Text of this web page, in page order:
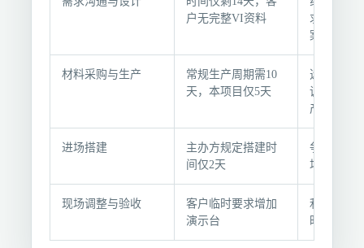
程
与
记
录
户无完整VI资料
求，当晚
案
材料采购与生产
常规生产周期需10
天，本项目仅5天
选用库存
调工厂加
产
进场搭建
主办方规定搭建时
间仅2天
争取提前
场，夜间
现场调整与验收
客户临时要求增加
演示台
利用备用
时内加装